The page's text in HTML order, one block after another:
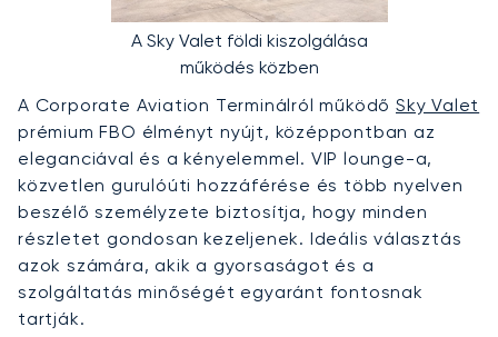
A Sky Valet földi kiszolgálása
működés közben
A Corporate Aviation Terminálról működő Sky Valet
prémium FBO élményt nyújt, középpontban az
eleganciával és a kényelemmel. VIP lounge-a,
közvetlen gurulóúti hozzáférése és több nyelven
beszélő személyzete biztosítja, hogy minden
részletet gondosan kezeljenek. Ideális választás
azok számára, akik a gyorsaságot és a
szolgáltatás minőségét egyaránt fontosnak
tartják.